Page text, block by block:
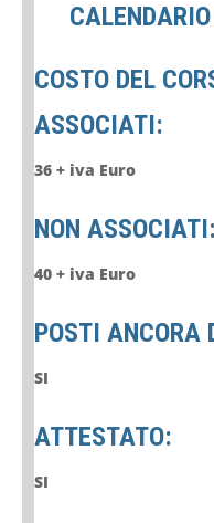
COSTO DEL
ASSOCIATI:
36 + iva Euro
NON ASSOCIATI:
40 + iva Euro
POSTI ANCORA
SI
ATTESTATO:
SI